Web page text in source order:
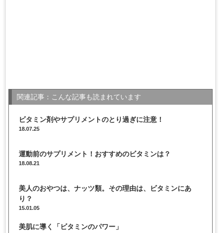
関連記事：こんな記事も読まれています
ビタミン剤やサプリメントのとり過ぎに注意！
18.07.25
運動前のサプリメント！おすすめのビタミンは？
18.08.21
美人のおやつは、ナッツ類。その理由は、ビタミンにあ
り？
15.01.05
美肌に導く「ビタミンのパワー」